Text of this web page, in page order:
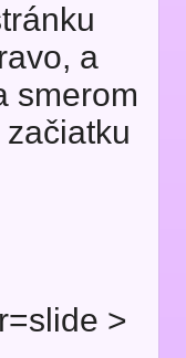
a
smerom
>